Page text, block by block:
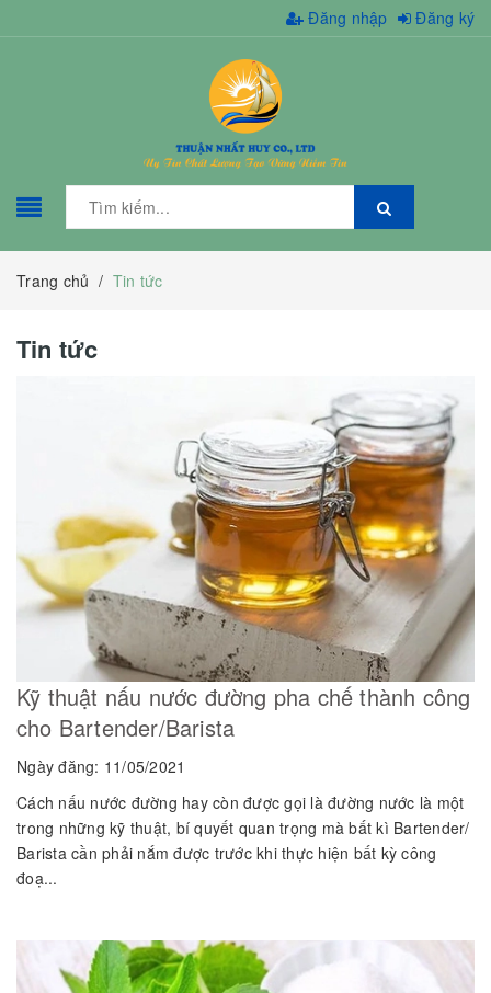
Đăng nhập Đăng ký
Trang chủ / Tin tức
Tin tức
Kỹ thuật nấu nước đường pha chế thành công
cho Bartender/Barista
Ngày đăng: 11/05/2021
Cách nấu nước đường hay còn được gọi là đường nước là một
trong những kỹ thuật, bí quyết quan trọng mà bất kì Bartender/
Barista cần phải nắm được trước khi thực hiện bất kỳ công
đoạ...